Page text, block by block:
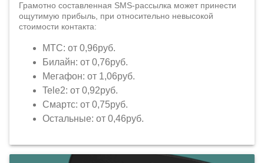
Грамотно составленная SMS-рассылка может принести
ощутимую прибыль, при относительно невысокой
стоимости контакта:
МТС: от 0,96руб.
Билайн: от 0,76руб.
Мегафон: от 1,06руб.
Tele2: от 0,92руб.
Смартс: от 0,75руб.
Остальные: от 0,46руб.